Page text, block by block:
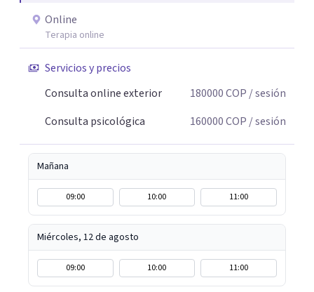
Online
Terapia online
Servicios y precios
Consulta online exterior
180000COP / sesión
Consulta psicológica
160000COP / sesión
Mañana
09:00 10:00 11:00
Miércoles, 12 de agosto
09:00 10:00 11:00